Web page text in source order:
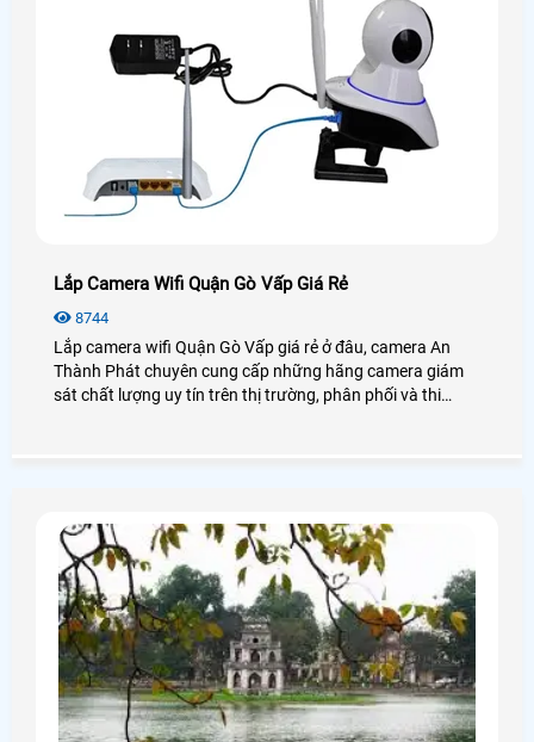
Lắp Camera Wifi Quận Gò Vấp Giá Rẻ
8744
Lắp camera wifi Quận Gò Vấp giá rẻ ở đâu, camera An
Thành Phát chuyên cung cấp những hãng camera giám
sát chất lượng uy tín trên thị trường, phân phối và thi